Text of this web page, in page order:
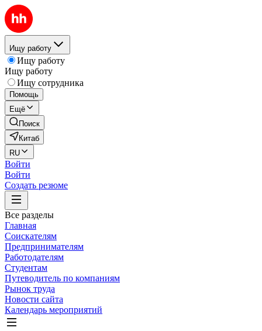
Ищу работу
Ищу работу
Ищу работу
Ищу сотрудника
Помощь
Ещё
Поиск
Китаб
RU
Войти
Войти
Создать резюме
Все разделы
Главная
Соискателям
Предпринимателям
Работодателям
Студентам
Путеводитель по компаниям
Рынок труда
Новости сайта
Календарь мероприятий